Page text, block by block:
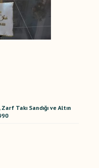
Takı Sandığı ve Altın